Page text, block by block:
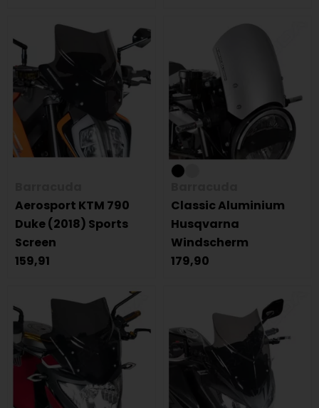
Aerosport KTM 790
Duke (2018) Sports
Screen
159,91
Classic Aluminium
Husqvarna
Windscherm
179,90